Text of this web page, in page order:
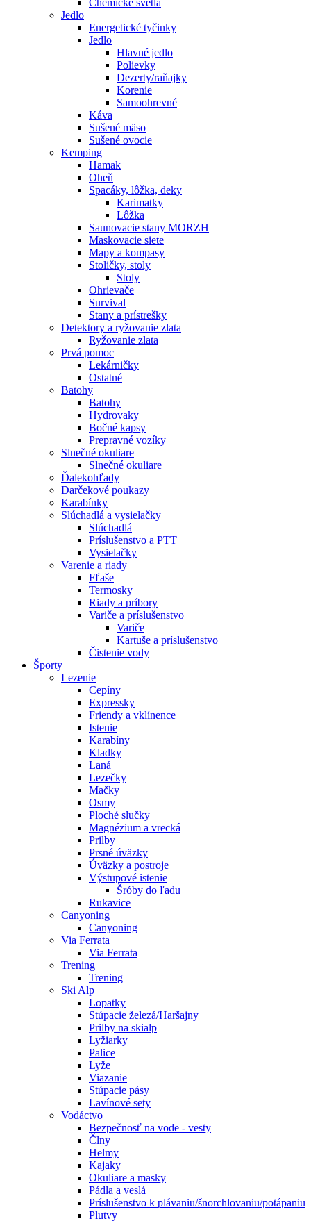
Jedlo
Energetické tyčinky
Jedlo
Hlavné jedlo
Polievky
Dezerty/raňajky
Korenie
Samoohrevné
Káva
Sušené mäso
Sušené ovocie
Kemping
Hamak
Oheň
Spacáky, lôžka, deky
Karimatky
Lôžka
Saunovacie stany MORZH
Maskovacie siete
Mapy a kompasy
Stoličky, stoly
Stoly
Ohrievače
Survival
Stany a prístrešky
Detektory a ryžovanie zlata
Ryžovanie zlata
Prvá pomoc
Lekárničky
Ostatné
Batohy
Batohy
Hydrovaky
Bočné kapsy
Prepravné vozíky
Slnečné okuliare
Slnečné okuliare
Ďalekohľady
Darčekové poukazy
Karabínky
Slúchadlá a vysielačky
Slúchadlá
Príslušenstvo a PTT
Vysielačky
Varenie a riady
Fľaše
Termosky
Riady a príbory
Variče a príslušenstvo
Variče
Kartuše a príslušenstvo
Čistenie vody
Športy
Lezenie
Cepíny
Expressky
Friendy a vklínence
Istenie
Karabíny
Kladky
Laná
Lezečky
Mačky
Osmy
Ploché slučky
Magnézium a vrecká
Prilby
Prsné úväzky
Úväzky a postroje
Výstupové istenie
Šróby do ľadu
Rukavice
Canyoning
Canyoning
Via Ferrata
Via Ferrata
Trening
Trening
Ski Alp
Lopatky
Stúpacie železá/Haršajny
Prilby na skialp
Lyžiarky
Palice
Lyže
Viazanie
Stúpacie pásy
Lavínové sety
Vodáctvo
Bezpečnosť na vode - vesty
Člny
Helmy
Kajaky
Okuliare a masky
Pádla a veslá
Príslušenstvo k plávaniu/šnorchlovaniu/potápaniu
Plutvy